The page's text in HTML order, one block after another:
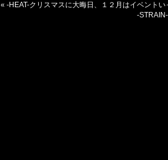
« -HEAT-クリスマスに大晦日、１２月はイベント
-